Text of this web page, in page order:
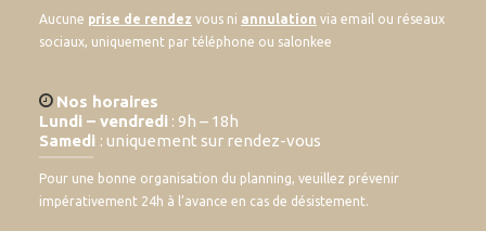
Aucune prise de rendez vous ni annulation via email ou réseaux
sociaux, uniquement par téléphone ou salonkee
Nos horaires
Lundi – vendredi : 9h – 18h
Samedi : uniquement sur rendez-vous
Pour une bonne organisation du planning, veuillez prévenir
impérativement 24h à l’avance en cas de désistement.